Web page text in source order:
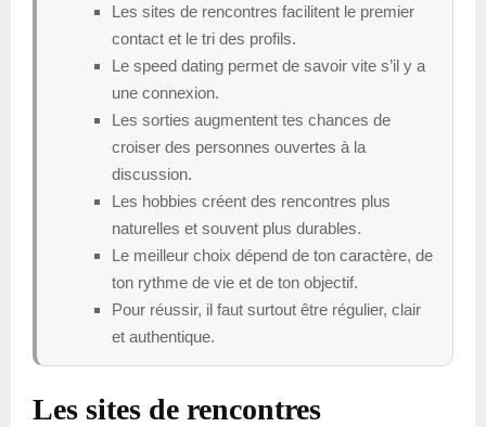
Les sites de rencontres facilitent le premier
contact et le tri des profils.
Le speed dating permet de savoir vite s’il y a
une connexion.
Les sorties augmentent tes chances de
croiser des personnes ouvertes à la
discussion.
Les hobbies créent des rencontres plus
naturelles et souvent plus durables.
Le meilleur choix dépend de ton caractère, de
ton rythme de vie et de ton objectif.
Pour réussir, il faut surtout être régulier, clair
et authentique.
Les sites de rencontres